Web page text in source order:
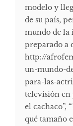
modelo y
de su país,
mundo de la
preparado a
http://
un-mundo-
para-las-
televisión en
el cachaco”,
qué tamaño